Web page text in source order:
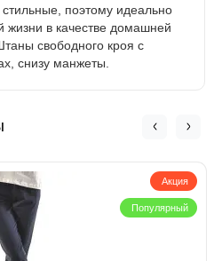
поэтому идеально
жизни в качестве домашней
свободного кроя с
снизу манжеты.
Акция
Популярный